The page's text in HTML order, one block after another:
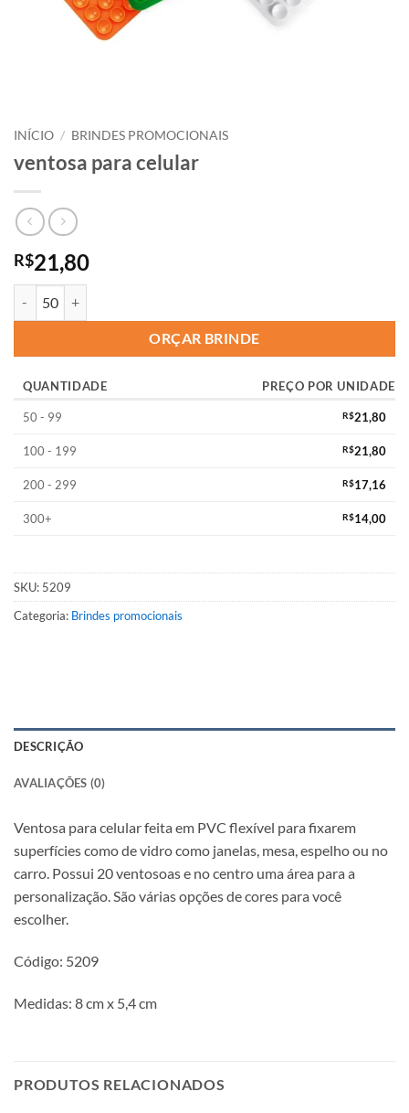
INÍCIO / BRINDES PROMOCIONAIS
ventosa para celular
R$21,80
ORÇAR BRINDE
QUANTIDADE PREÇO POR UNIDADE
50 - 99 R$21,80
100 - 199 R$21,80
200 - 299 R$17,16
300+ R$14,00
SKU: 5209
Categoria: Brindes promocionais
DESCRIÇÃO
AVALIAÇÕES (0)
Ventosa para celular feita em PVC flexível para fixarem
superfícies como de vidro como janelas, mesa, espelho ou no
carro. Possui 20 ventosoas e no centro uma área para a
personalização. São várias opções de cores para você
escolher.
Código: 5209
Medidas: 8 cm x 5,4 cm
PRODUTOS RELACIONADOS